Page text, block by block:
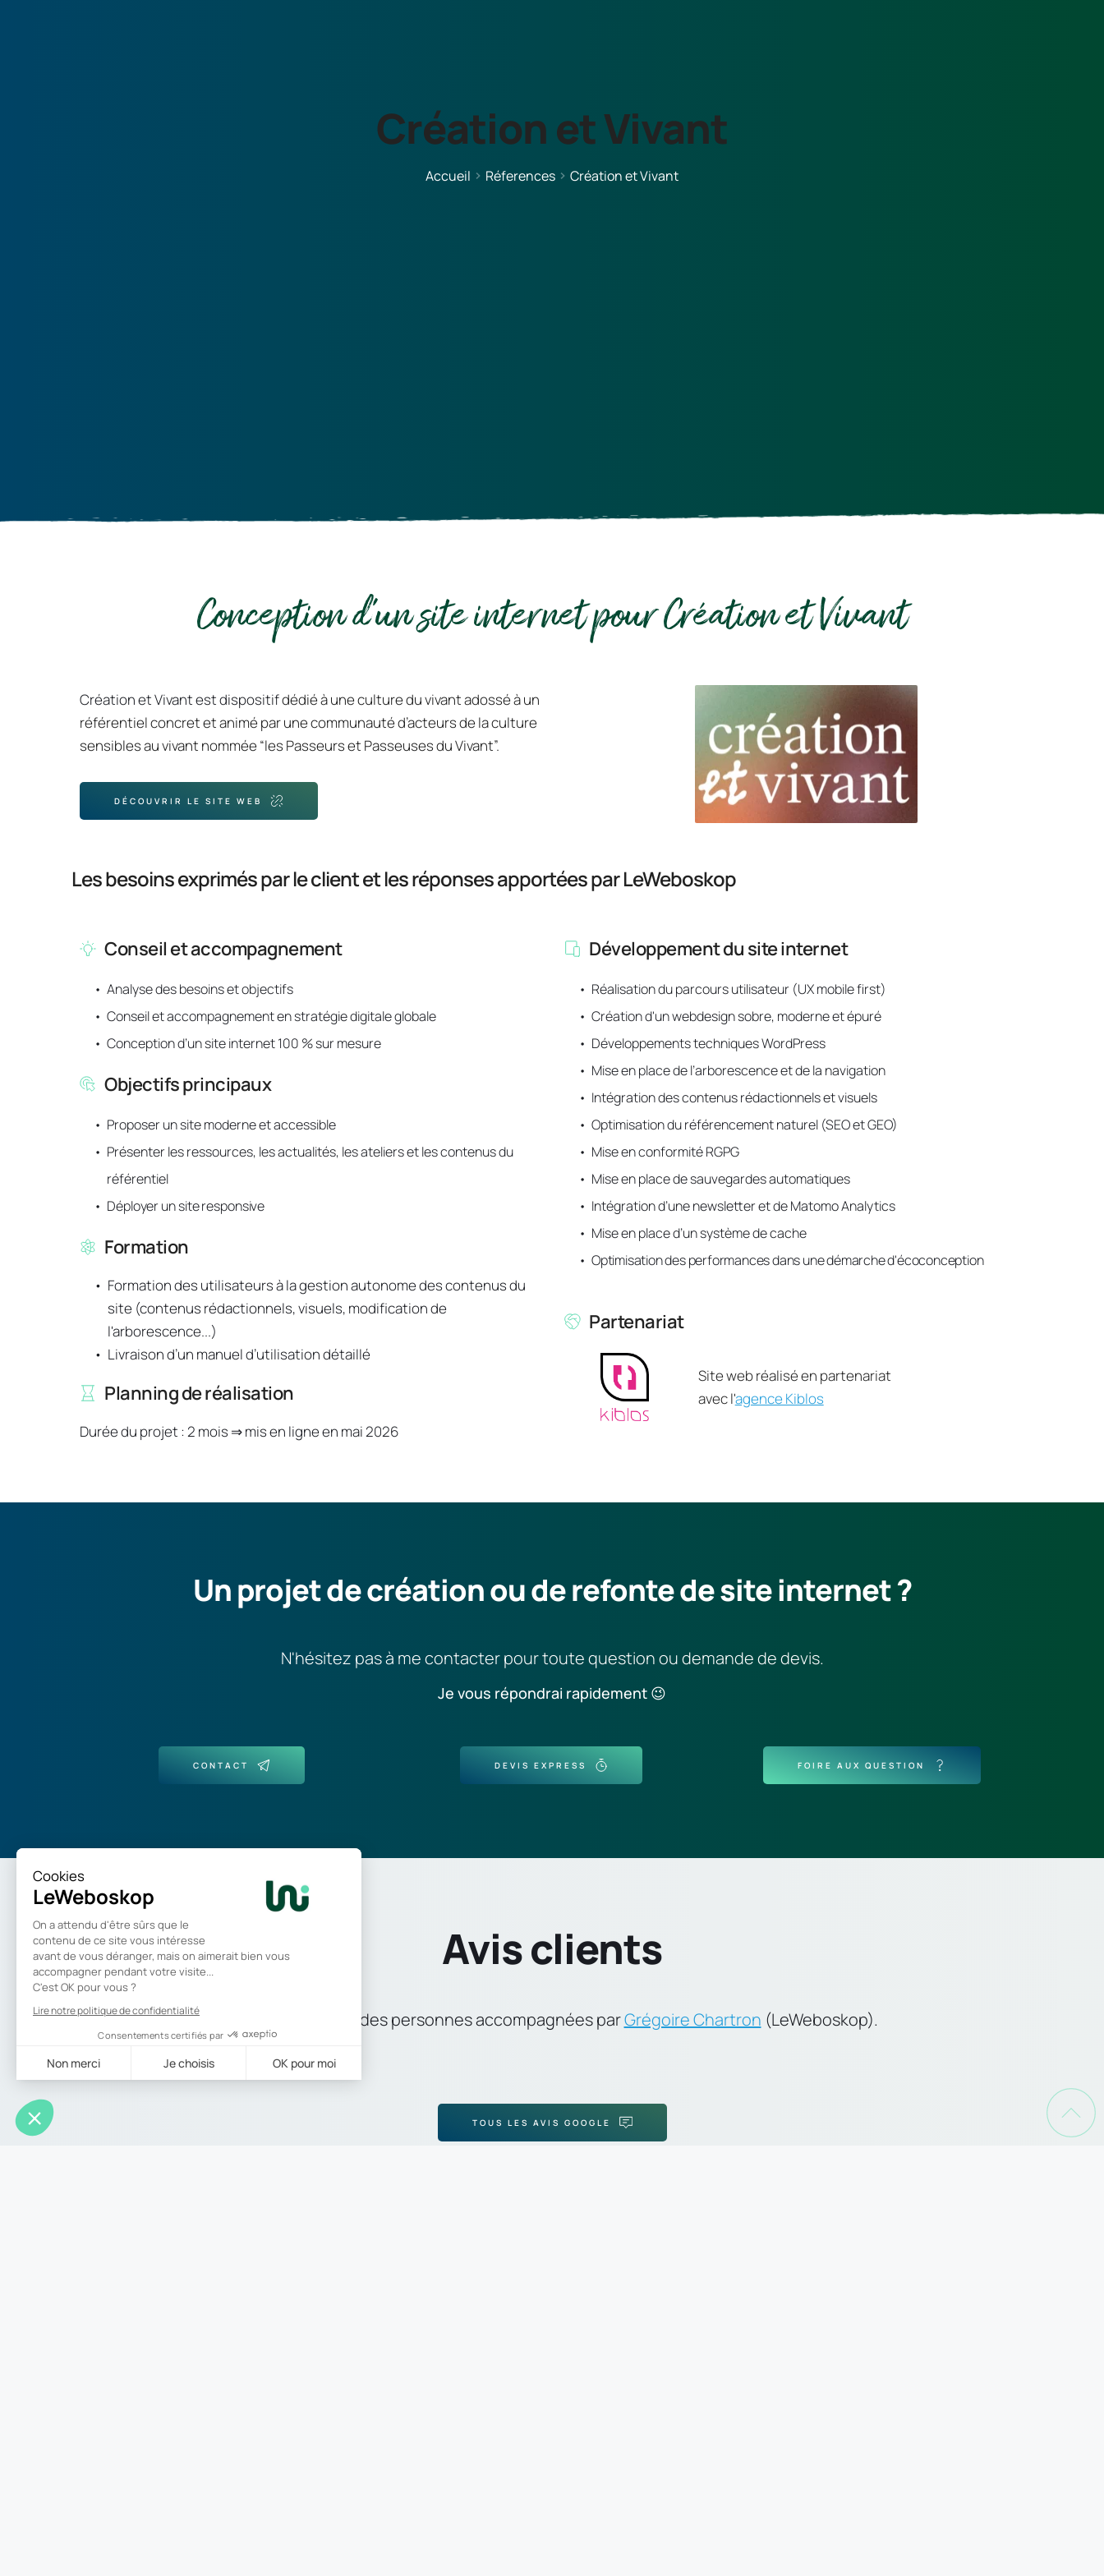
Création et Vivant
Accueil Réferences Création et Vivant
Conception d'un site internet pour Création et Vivant
Création et Vivant est dispositif dédié à une culture du vivant adossé à un
référentiel concret et animé par une communauté d’acteurs de la culture
sensibles au vivant nommée “les Passeurs et Passeuses du Vivant”.
DÉCOUVRIR LE SITE WEB
Les besoins exprimés par le client et les réponses apportées par LeWeboskop
Conseil et accompagnement
Analyse des besoins et objectifs
Conseil et accompagnement en stratégie digitale globale
Conception d’un site internet 100 % sur mesure
Objectifs principaux
Proposer un site moderne et accessible
Présenter les ressources, les actualités, les ateliers et les contenus du
référentiel
Déployer un site responsive
Formation
Formation des utilisateurs à la gestion autonome des contenus du
site (contenus rédactionnels, visuels, modification de
l'arborescence...)
Livraison d’un manuel d’utilisation détaillé
Planning de réalisation
Durée du projet : 2 mois ⇒ mis en ligne en mai 2026
Développement du site internet
Réalisation du parcours utilisateur (UX mobile first)
Création d'un webdesign sobre, moderne et épuré
Développements techniques WordPress
Mise en place de l’arborescence et de la navigation
Intégration des contenus rédactionnels et visuels
Optimisation du référencement naturel (SEO et GEO)
Mise en conformité RGPG
Mise en place de sauvegardes automatiques
Intégration d’une newsletter et de Matomo Analytics
Mise en place d’un système de cache
Optimisation des performances dans une démarche d'écoconception
Partenariat
Site web réalisé en partenariat
avec l'agence Kiblos
Un projet de création ou de refonte de site internet ?
N'hésitez pas à me contacter pour toute question ou demande de devis.
Je vous répondrai rapidement 😉
CONTACT DEVIS EXPRESS FOIRE AUX QUESTION
Avis clients
Les témoignages des personnes accompagnées par Grégoire Chartron (LeWeboskop).
TOUS LES AVIS GOOGLE